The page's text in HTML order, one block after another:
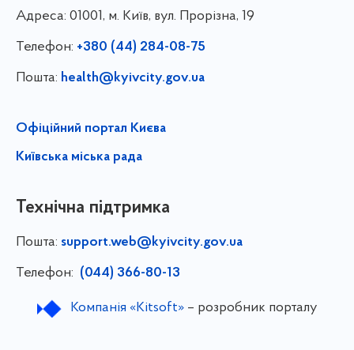
Адреса: 01001, м. Київ, вул. Прорізна, 19
Телефон: +380 (44) 284-08-75
Пошта: health@kyivcity.gov.ua
Офіційний портал Києва
Київська міська рада
Технічна підтримка
Пошта: support.web@kyivcity.gov.ua
Телефон: (044) 366-80-13
Компанія «Kitsoft»– розробник порталу